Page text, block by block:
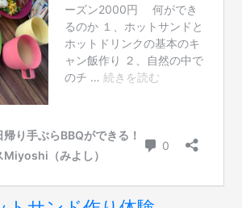
ッ
ト
サ
ン
ド
作
体
験